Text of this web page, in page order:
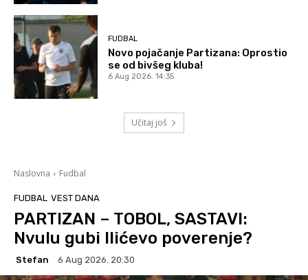
FUDBAL
Novo pojačanje Partizana: Oprostio
se od bivšeg kluba!
6 Aug 2026. 14:35
Učitaj još